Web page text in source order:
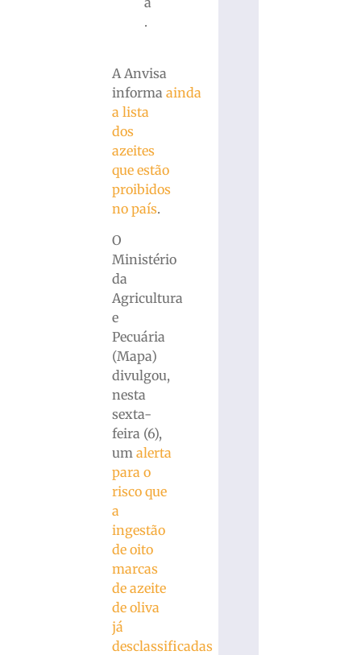
.
A Anvisa
informaainda
a lista
dos
azeites
que estão
proibidos
no país.
O
Ministério
da
Agricultura
e
Pecuária
(Mapa)
divulgou,
nesta
sexta-
feira (6),
umalerta
para o
risco que
a
ingestão
de oito
marcas
de azeite
de oliva
já
desclassificadas